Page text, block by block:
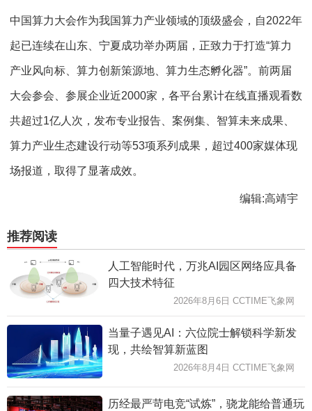
中国算力大会作为我国算力产业领域的顶级盛会，自2022年
起已连续在山东、宁夏成功举办两届，正致力于打造“算力
产业风向标、算力创新策源地、算力生态孵化器”。前两届
大会参会、参展企业近2000家，各平台累计在线直播观看数
共超过1亿人次，发布专业报告、案例集、智算未来成果、
算力产业生态建设行动等53项系列成果，超过400家媒体现
场报道，取得了显著成效。
编辑:高靖宇
推荐阅读
人工智能时代，万兆AI园区网络应具备
四大技术特征
2026年8月6日 CCTIME飞象网
当量子遇见AI：六位院士解锁科学新发
现，共绘智算新蓝图
2026年8月4日 CCTIME飞象网
历经最严苛电竞“试炼”，骁龙能给普通玩